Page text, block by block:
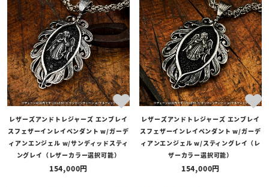
ネイビーブルー ターコイズ バーガンディ
天然石について
天然石には色味・模様・サイズに個体差がございます。小さな傷や内
包物も、天然石ならではの魅力としてお楽しみいただければ幸いで
レザーズアンドトレジャーズ エンブレイ
スフェザーインレイペンダント w/ガーデ
ィアンエンジェル w/サンディッドスティ
ングレイ（レザーカラー選択可能）
154,000
レザーズアンドトレジャーズ エンブレイ
スフェザーインレイペンダント w/ガーデ
ィアンエンジェル w/スティングレイ（レ
ザーカラー選択可能）
154,000